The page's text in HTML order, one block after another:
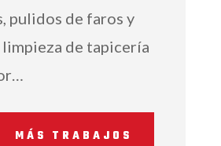
pulidos de faros y
de tapicería
MÁS TRABAJOS